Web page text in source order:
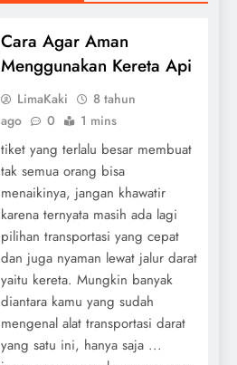
Cara Agar Aman
Menggunakan Kereta Api
LimaKaki
8 tahun
ago
0 1 mins
tiket yang terlalu besar membuat
tak semua orang bisa
menaikinya, jangan khawatir
karena ternyata masih ada lagi
pilihan transportasi yang cepat
dan juga nyaman lewat jalur darat
yaitu kereta. Mungkin banyak
diantara kamu yang sudah
mengenal alat transportasi darat
yang satu ini, hanya saja ...